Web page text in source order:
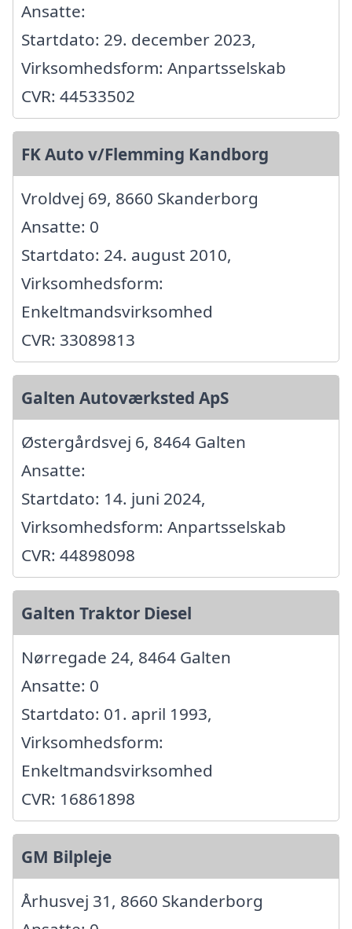
Ansatte:
Startdato: 29. december 2023,
Virksomhedsform: Anpartsselskab
CVR: 44533502
FK Auto v/Flemming Kandborg
Vroldvej 69, 8660 Skanderborg
Ansatte: 0
Startdato: 24. august 2010,
Virksomhedsform:
Enkeltmandsvirksomhed
CVR: 33089813
Galten Autoværksted ApS
Østergårdsvej 6, 8464 Galten
Ansatte:
Startdato: 14. juni 2024,
Virksomhedsform: Anpartsselskab
CVR: 44898098
Galten Traktor Diesel
Nørregade 24, 8464 Galten
Ansatte: 0
Startdato: 01. april 1993,
Virksomhedsform:
Enkeltmandsvirksomhed
CVR: 16861898
GM Bilpleje
Århusvej 31, 8660 Skanderborg